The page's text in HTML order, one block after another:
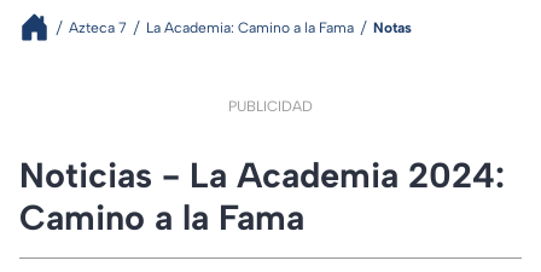
Azteca 7 La Academia: Camino a la Fama Notas
PUBLICIDAD
Noticias - La Academia 2024:
Camino a la Fama